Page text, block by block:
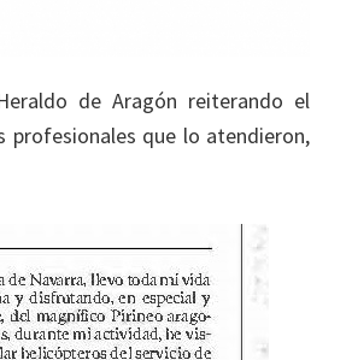
de Aragón reiterando el
que lo atendieron,